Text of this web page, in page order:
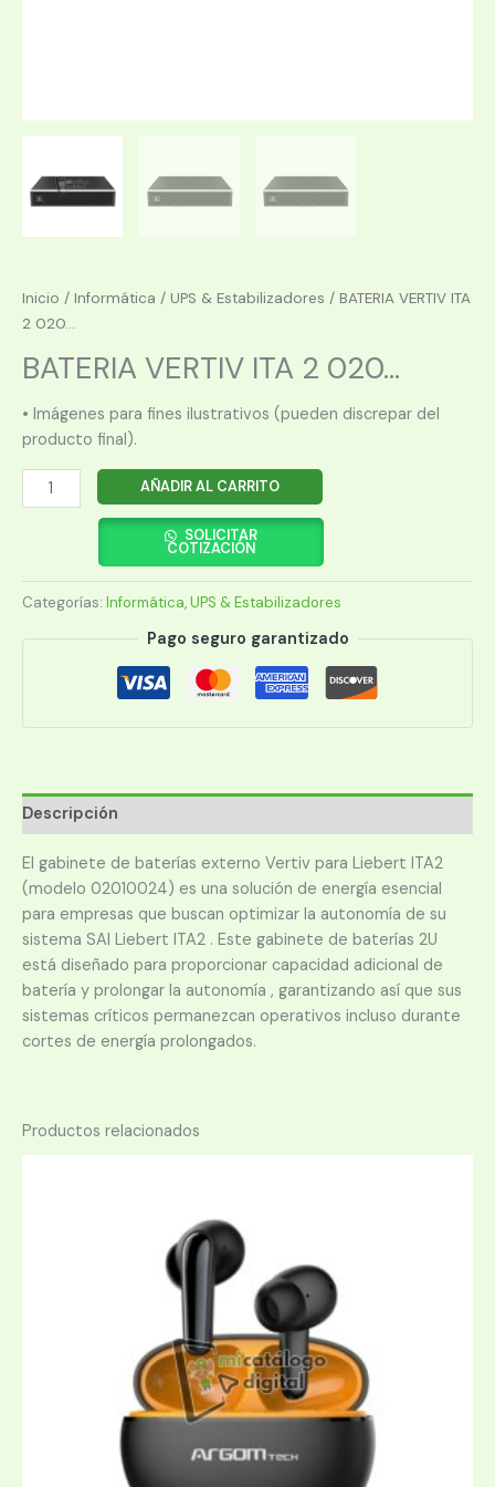
Inicio / Informática / UPS & Estabilizadores / BATERIA VERTIV ITA
2 020...
BATERIA VERTIV ITA 2 020...
• Imágenes para fines ilustrativos (pueden discrepar del
producto final).
BATERIA
VERTIV
02010024
cantidad
AÑADIR AL CARRITO
SOLICITAR
COTIZACIÓN
Categorías: Informática,UPS & Estabilizadores
Pago seguro garantizado
Descripción
El gabinete de baterías externo Vertiv para Liebert ITA2
(modelo 02010024) es una solución de energía esencial
para empresas que buscan optimizar la autonomía de su
sistema SAI Liebert ITA2 . Este gabinete de baterías 2U
está diseñado para proporcionar capacidad adicional de
batería y prolongar la autonomía , garantizando así que sus
sistemas críticos permanezcan operativos incluso durante
cortes de energía prolongados.
Productos relacionados